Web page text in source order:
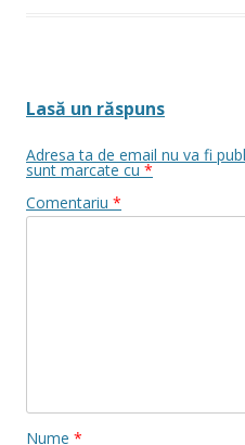
Lasă un răspuns
Adresa ta de email nu va fi
sunt marcate cu*
Comentariu *
Nume *